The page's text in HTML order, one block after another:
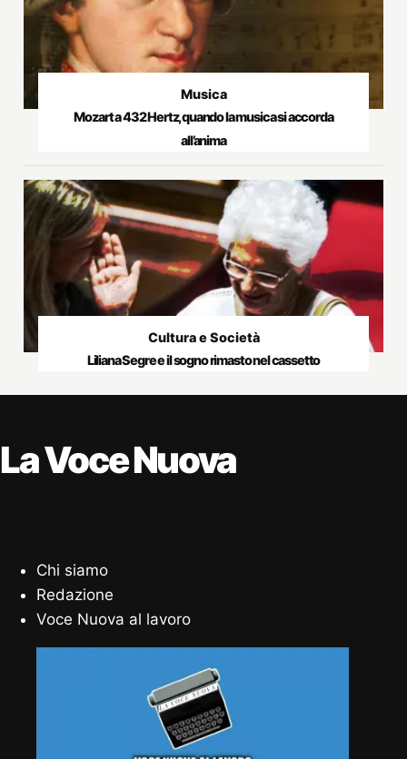
Musica
Mozart a 432 Hertz, quando la musica si accorda
all’anima
Cultura e Società
Liliana Segre e il sogno rimasto nel cassetto
La Voce Nuova
Chi siamo
Redazione
Voce Nuova al lavoro